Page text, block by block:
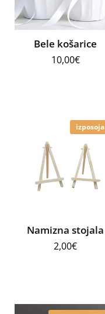
Bele košarice
10,00€
izposoja
Namizna stojala
2,00€